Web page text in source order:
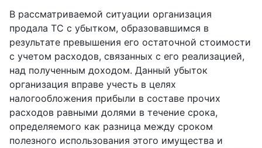
В рассматриваемой ситуации организация
продала ТС с убытком, образовавшимся в
результате превышения его остаточной стоимости
с учетом расходов, связанных с его реализацией,
над полученным доходом. Данный убыток
организация вправе учесть в целях
налогообложения прибыли в составе прочих
расходов равными долями в течение срока,
определяемого как разница между сроком
полезного использования этого имущества и